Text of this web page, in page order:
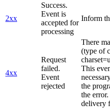
2xx
Success.
Event is
accepted for
processing
Inform
4xx
Request
failed.
Event
rejected
There
(type of
This
the
the
delivery